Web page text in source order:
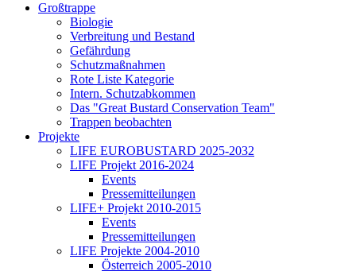
Großtrappe
Biologie
Verbreitung und Bestand
Gefährdung
Schutzmaßnahmen
Rote Liste Kategorie
Intern. Schutzabkommen
Das "Great Bustard Conservation Team"
Trappen beobachten
Projekte
LIFE EUROBUSTARD 2025-2032
LIFE Projekt 2016-2024
Events
Pressemitteilungen
LIFE+ Projekt 2010-2015
Events
Pressemitteilungen
LIFE Projekte 2004-2010
Österreich 2005-2010